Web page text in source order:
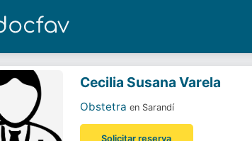
Cecilia Susana Varela
Obstetra
Cecilia Susana Varela
Obstetra en Sarandí
Solicitar reserva